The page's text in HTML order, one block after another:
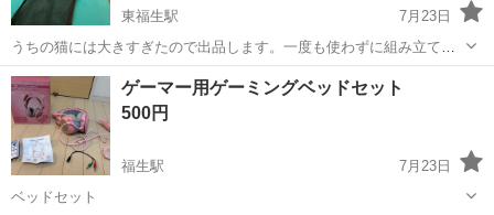
東福生駅
7月23日
うちの猫には大きすぎたので出品します。一度も使わずに組み立てた
状態でリビングに置いてあったので所々毛がついてますが目立つ汚れ
や傷はありません。
東京 福生市 東福生駅 その他
ゲーマー用ゲーミングベッドセット
500円
福生駅
7月23日
ベッドセット